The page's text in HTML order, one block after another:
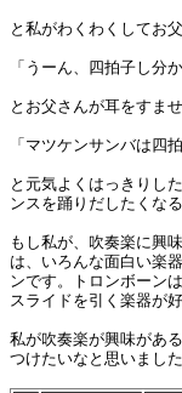
と私がわくわくしてお
「うーん、四拍子し分
とお父さんが耳をすま
「マツケンサンバは四
と元気よくはっきりし
ンスを踊りだしたくな
もし私が、吹奏楽に興
は、いろんな面白い楽
ンです。トロンボーン
スライドを引く楽器が好
私が吹奏楽が興味があ
つけたいなと思いました